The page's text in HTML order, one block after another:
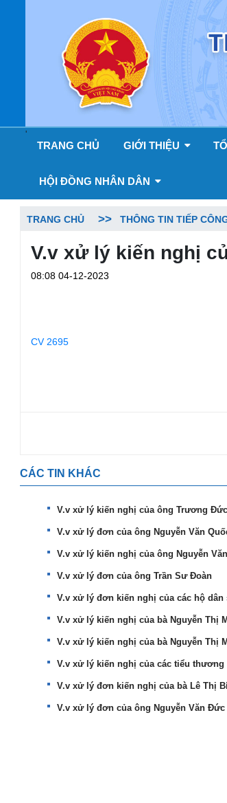
'
TRANG CHỦ GIỚI THIỆU
HỘI ĐỒNG NHÂN DÂN
TRANG CHỦ THÔNG TIN TIẾP
V.v xử lý kiến nghị
08:08 04-12-2023
CV 2695
CÁC TIN KHÁC
V.v xử lý kiến nghị của ông Trương
V.v xử lý đơn của ông Nguyễn Văn
V.v xử lý kiến nghị của ông Nguyễn
V.v xử lý đơn của ông Trần Sư Đoàn
V.v xử lý đơn kiến nghị của các hộ
V.v xử lý kiến nghị của bà Nguyễn Thị
V.v xử lý kiến nghị của bà Nguyễn Thị
V.v xử lý kiến nghị của các tiểu
V.v xử lý đơn kiến nghị của bà Lê Thị
V.v xử lý đơn của ông Nguyễn Văn Đức